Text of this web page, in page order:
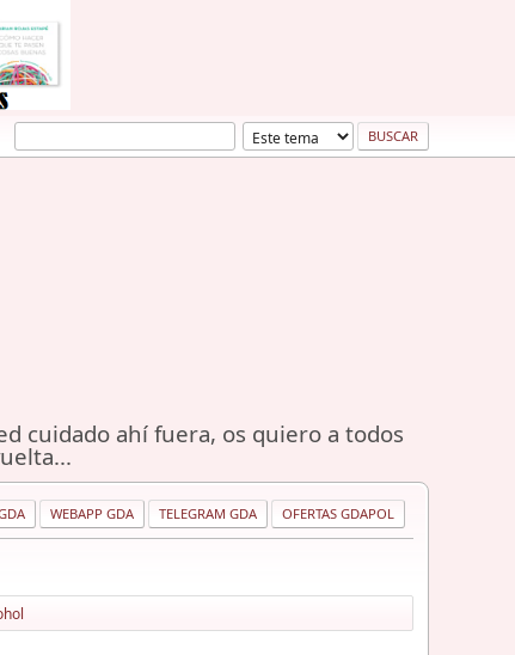
cuidado ahí fuera, os quiero a todos
WEBAPP GDA TELEGRAM GDA OFERTAS GDAPOL